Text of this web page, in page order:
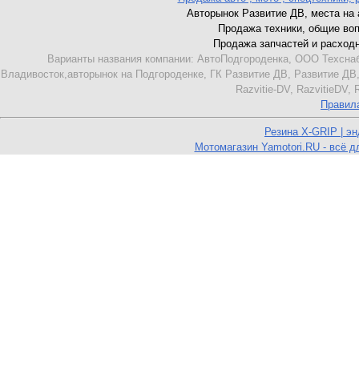
Авторынок Развитие ДВ, места на
Продажа техники, общие
Продажа запчастей и
Варианты названия компании: АвтоПодгороденка, ООО
Владивосток,авторынок на Подгороденке, ГК Развитие ДВ,
Razvitie-DV, RazvitieDV,
Резина X-GRIP |
Мотомагазин Yamotori.RU - всё